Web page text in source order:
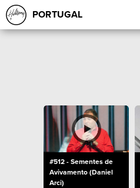
PORTUGAL
#512 - Sementes de
Avivamento (Daniel
Arci)